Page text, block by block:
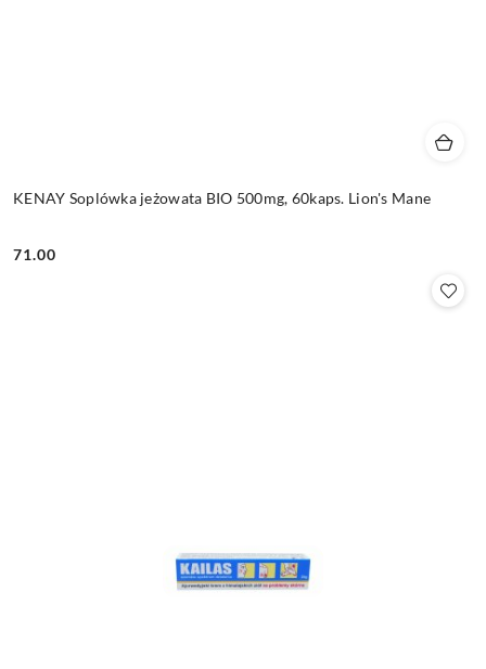
KENAY Soplówka jeżowata BIO 500mg, 60kaps. Lion's Mane
Cena:
71.00